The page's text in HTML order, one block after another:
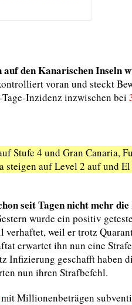
den Kanarischen Inseln
voran und steckt
Inzidenz inzwischen bei
Stufe 4 und Gran Canaria,
steigen auf Level 2 auf und
seit Tagen nicht mehr die
wurde ein positiv
weil er trotz
erwartet ihn nun eine
Infizierung geschafft haben
nun ihren Strafbefehl.
mit Millionenbeträgen